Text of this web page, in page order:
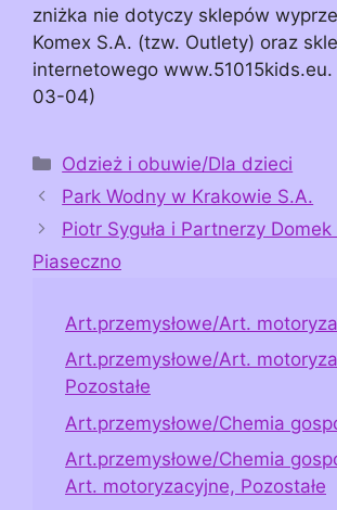
zniżka nie dotyczy sklepów
Komex S.A. (tzw. Outlety) oraz
internetowego
03-04)
Kategorie
Odzież i obuwie/Dla dzieci
Park Wodny w Krakowie S.A.
Piotr Syguła i Partnerzy Domek
Piaseczno
Art.przemysłowe/Art.
Art.przemysłowe/Art.
Pozostałe
Art.przemysłowe/Chemia
Art.przemysłowe/Chemia
Art. motoryzacyjne, Pozostałe